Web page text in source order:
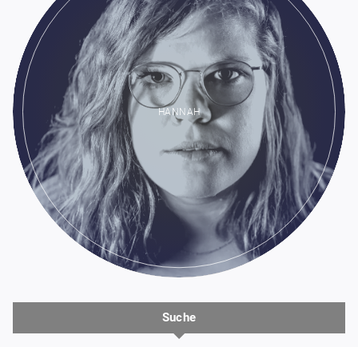
HANNAH
Suche